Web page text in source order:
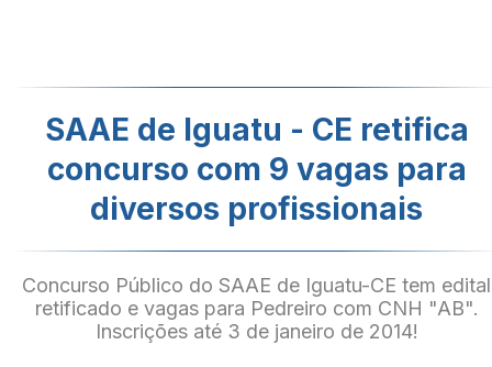
SAAE de Iguatu - CE retifica
concurso com 9 vagas para
diversos profissionais
Concurso Público do SAAE de Iguatu-CE tem edital
retificado e vagas para Pedreiro com CNH "AB".
Inscrições até 3 de janeiro de 2014!